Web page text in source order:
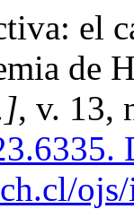
el
de
, v. 13,